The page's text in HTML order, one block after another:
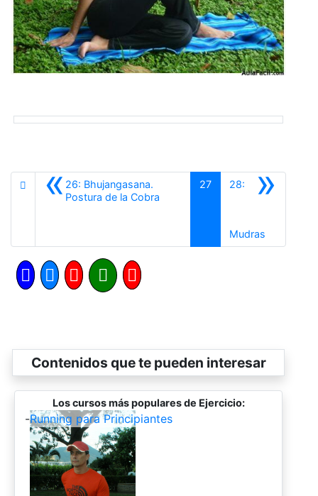
«26: Bhujangasana.
Postura de la Cobra
27 »
28:
Mudras
Contenidos que te pueden interesar
Los cursos más populares de Ejercicio:
-Running para Principiantes